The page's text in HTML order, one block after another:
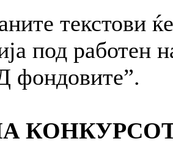
текстови
под работен